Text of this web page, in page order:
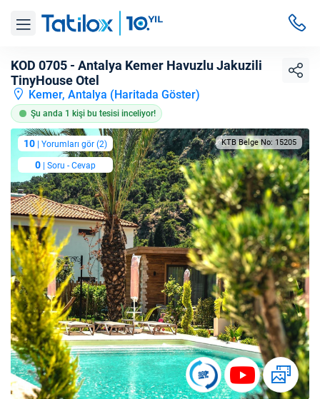
KOD 0705 - Antalya Kemer Havuzlu Jakuzili
TinyHouse Otel
Kemer, Antalya (Haritada Göster)
Şu anda 1 kişi bu tesisi inceliyor!
KTB Belge No: 15205
10 | Yorumları gör (2)
0 | Soru - Cevap